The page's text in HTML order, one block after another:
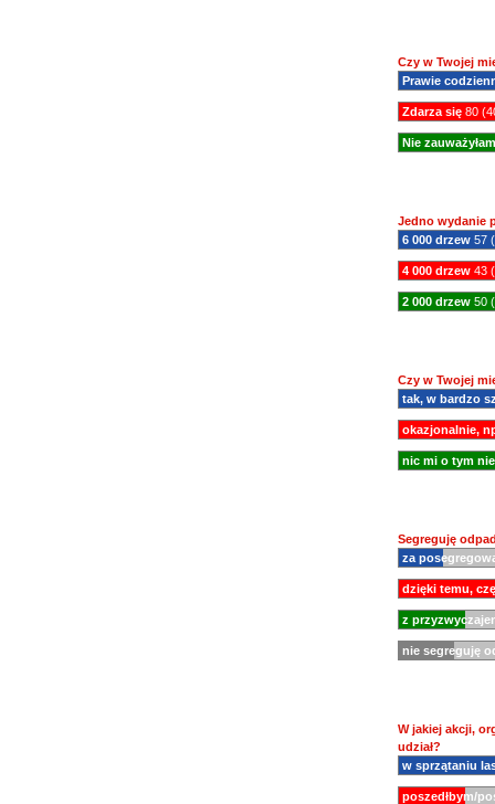
Czy w Twojej
Prawie
Zdarza się 80
Nie
Jedno wydanie
6 000 drzew 57
4 000 drzew 43
2 000 drzew 50
Czy w Twojej
tak, w bardzo
okazjonalnie,
nic mi o tym
Segreguję
za
dzięki temu,
z
nie segreguję
W jakiej akcji,
udział?
w sprzątaniu
poszedłbym/